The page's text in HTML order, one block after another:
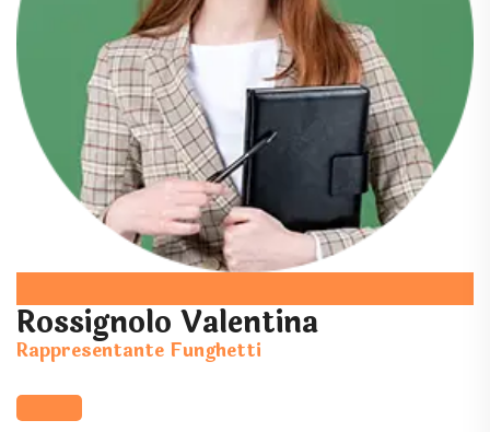
Rossignolo Valentina
Rappresentante Funghetti